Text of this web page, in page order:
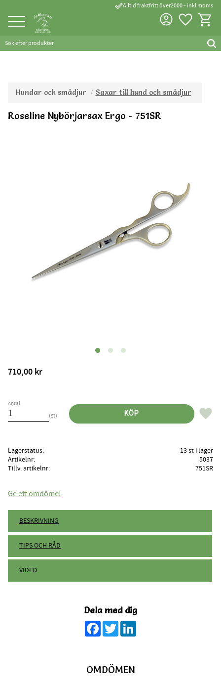
Meny
done_outlineAlltid fraktfritt över2000:- inkl moms
Favoriter
Hundar och smådjur Saxar till hund och smådjur
Roseline Nybörjarsax Ergo - 751SR
710,00 kr
Antal
st KÖP Lägg
Lagerstatus
13 st i lager
Artikelnr
5037
Tillv. artikelnr
751SR
Ge ett omdöme!
BESKRIVNING
TIPS OCH RÅD
VIDEO
Dela med dig
Facebook
Twitter
OMDÖMEN